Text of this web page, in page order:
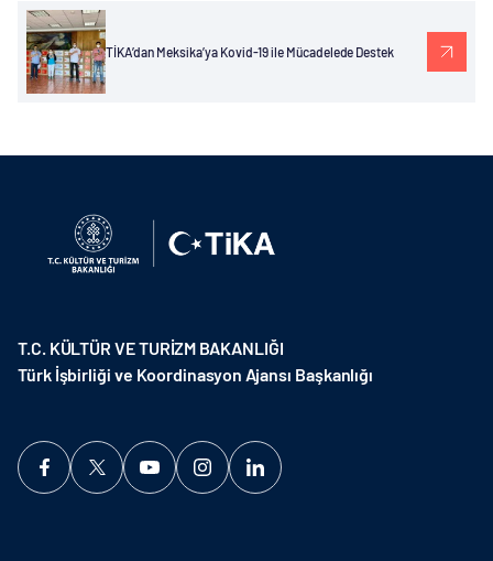
TİKA’dan Meksika’ya Kovid-19 ile Mücadelede Destek
T.C. KÜLTÜR VE TURİZM BAKANLIĞI
Türk İşbirliği ve Koordinasyon Ajansı Başkanlığı